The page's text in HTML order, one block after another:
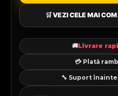
🛒 VEZI CELE MAI
🚚Livrare
💳 Plată
🔧 Suport